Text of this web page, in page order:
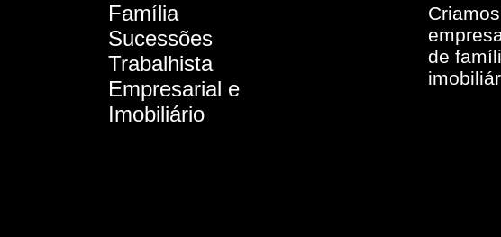
Família
Sucessões
Trabalhista
Empresarial e
Imobiliário
de